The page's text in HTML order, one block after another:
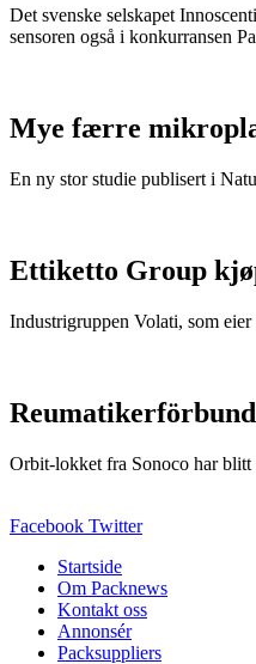
Det svenske selskapet
sensoren også i konkurransen
Mye færre
En ny stor studie publisert i
Ettiketto Group
Industrigruppen Volati, som
Orbit-lokket fra Sonoco har blitt
Facebook Twitter
Startside
Om Packnews
Kontakt oss
Annonsér
Packsuppliers